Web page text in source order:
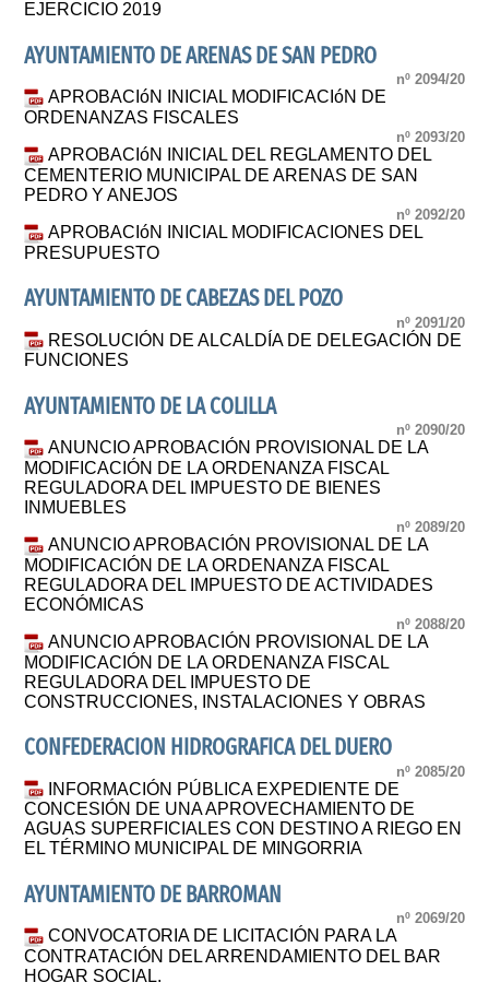
EJERCICIO 2019
AYUNTAMIENTO DE ARENAS DE SAN PEDRO
nº 2094/20
APROBACIóN INICIAL MODIFICACIóN DE
ORDENANZAS FISCALES
nº 2093/20
APROBACIóN INICIAL DEL REGLAMENTO DEL
CEMENTERIO MUNICIPAL DE ARENAS DE SAN
PEDRO Y ANEJOS
nº 2092/20
APROBACIóN INICIAL MODIFICACIONES DEL
PRESUPUESTO
AYUNTAMIENTO DE CABEZAS DEL POZO
nº 2091/20
RESOLUCIÓN DE ALCALDÍA DE DELEGACIÓN DE
FUNCIONES
AYUNTAMIENTO DE LA COLILLA
nº 2090/20
ANUNCIO APROBACIÓN PROVISIONAL DE LA
MODIFICACIÓN DE LA ORDENANZA FISCAL
REGULADORA DEL IMPUESTO DE BIENES
INMUEBLES
nº 2089/20
ANUNCIO APROBACIÓN PROVISIONAL DE LA
MODIFICACIÓN DE LA ORDENANZA FISCAL
REGULADORA DEL IMPUESTO DE ACTIVIDADES
ECONÓMICAS
nº 2088/20
ANUNCIO APROBACIÓN PROVISIONAL DE LA
MODIFICACIÓN DE LA ORDENANZA FISCAL
REGULADORA DEL IMPUESTO DE
CONSTRUCCIONES, INSTALACIONES Y OBRAS
CONFEDERACION HIDROGRAFICA DEL DUERO
nº 2085/20
INFORMACIÓN PÚBLICA EXPEDIENTE DE
CONCESIÓN DE UNA APROVECHAMIENTO DE
AGUAS SUPERFICIALES CON DESTINO A RIEGO EN
EL TÉRMINO MUNICIPAL DE MINGORRIA
AYUNTAMIENTO DE BARROMAN
nº 2069/20
CONVOCATORIA DE LICITACIÓN PARA LA
CONTRATACIÓN DEL ARRENDAMIENTO DEL BAR
HOGAR SOCIAL.